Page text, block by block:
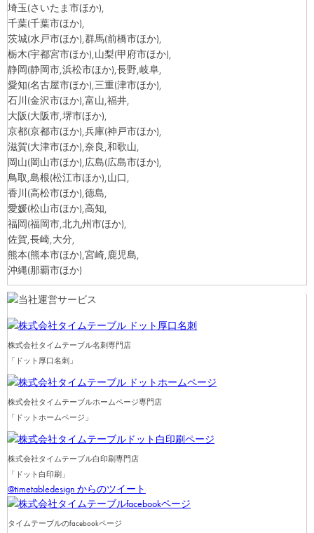
埼玉(さいたま市ほか),
千葉(千葉市ほか),
茨城(水戸市ほか),群馬(前橋市ほか),
栃木(宇都宮市ほか),山梨(甲府市ほか),
静岡(静岡市,浜松市ほか),長野,岐阜,
愛知(名古屋市ほか),三重(津市ほか),
石川(金沢市ほか),富山,福井,
大阪(大阪市,堺市ほか),
京都(京都市ほか),兵庫(神戸市ほか),
滋賀(大津市ほか),奈良,和歌山,
岡山(岡山市ほか),広島(広島市ほか),
鳥取,島根(松江市ほか),山口,
香川(高松市ほか),徳島,
愛媛(松山市ほか),高知,
福岡(福岡市,北九州市ほか),
佐賀,長崎,大分,
熊本(熊本市ほか),宮崎,鹿児島,
沖縄(那覇市ほか)
株式会社タイムテーブル名刺専門店
「ドット厚口名刺」
株式会社タイムテーブルホームページ専門店
「ドットホームページ」
株式会社タイムテーブル白印刷専門店
「ドット白印刷」
@timetabledesign からのツイート
タイムテーブルのfacebookページ